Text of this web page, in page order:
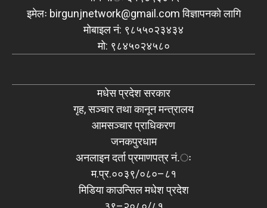
इमेलः birgunjnetwork@gmail.comविज्ञापनको लागि
मोबाइल नं: ९८५५०२३४३४
मो: ९८४५०२४५८०
मधेस प्रदेश सरकार
गृह, सञ्चार तथा कानून मन्त्रालय
आमसञ्चार प्राधिकरण
जनकपुरधाम
अनलाइन दर्ता प्रमाणपत्र नं.ः
म.प्र.००३९/०८०–८१
मिडिया काउन्सिल मधेश प्रदेश